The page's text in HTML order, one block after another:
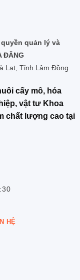
quản lý và
ĐĂNG
Lạt, Tỉnh Lâm Đồng
cấy mô, hóa
vật tư Khoa
chất lượng cao tại
HỆ